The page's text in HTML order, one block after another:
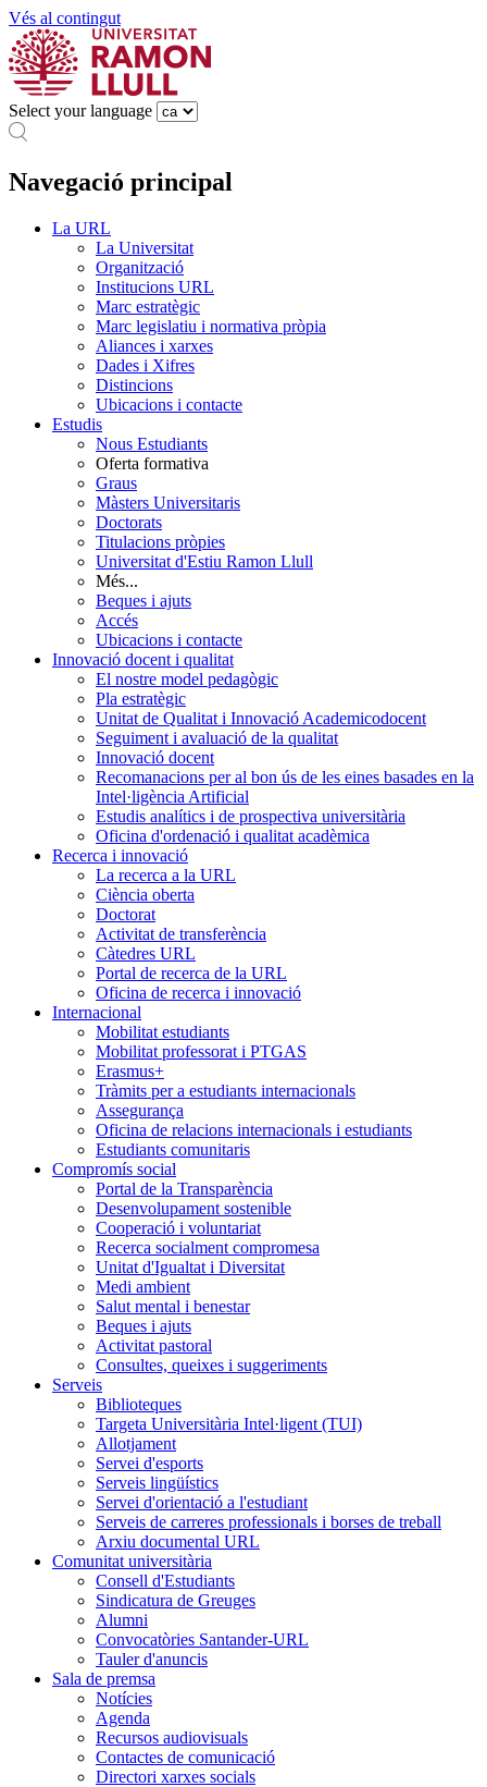
Vés al contingut
Select your language
Navegació principal
La URL
La Universitat
Organització
Institucions URL
Marc estratègic
Marc legislatiu i normativa pròpia
Aliances i xarxes
Dades i Xifres
Distincions
Ubicacions i contacte
Estudis
Nous Estudiants
Oferta formativa
Graus
Màsters Universitaris
Doctorats
Titulacions pròpies
Universitat d'Estiu Ramon Llull
Més...
Beques i ajuts
Accés
Ubicacions i contacte
Innovació docent i qualitat
El nostre model pedagògic
Pla estratègic
Unitat de Qualitat i Innovació Academicodocent
Seguiment i avaluació de la qualitat
Innovació docent
Recomanacions per al bon ús de les eines basades en la
Intel·ligència Artificial
Estudis analítics i de prospectiva universitària
Oficina d'ordenació i qualitat acadèmica
Recerca i innovació
La recerca a la URL
Ciència oberta
Doctorat
Activitat de transferència
Càtedres URL
Portal de recerca de la URL
Oficina de recerca i innovació
Internacional
Mobilitat estudiants
Mobilitat professorat i PTGAS
Erasmus+
Tràmits per a estudiants internacionals
Assegurança
Oficina de relacions internacionals i estudiants
Estudiants comunitaris
Compromís social
Portal de la Transparència
Desenvolupament sostenible
Cooperació i voluntariat
Recerca socialment compromesa
Unitat d'Igualtat i Diversitat
Medi ambient
Salut mental i benestar
Beques i ajuts
Activitat pastoral
Consultes, queixes i suggeriments
Serveis
Biblioteques
Targeta Universitària Intel·ligent (TUI)
Allotjament
Servei d'esports
Serveis lingüístics
Servei d'orientació a l'estudiant
Serveis de carreres professionals i borses de treball
Arxiu documental URL
Comunitat universitària
Consell d'Estudiants
Sindicatura de Greuges
Alumni
Convocatòries Santander-URL
Tauler d'anuncis
Sala de premsa
Notícies
Agenda
Recursos audiovisuals
Contactes de comunicació
Directori xarxes socials